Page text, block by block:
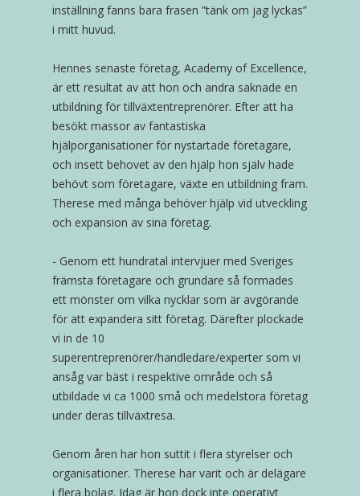
inställning fanns bara frasen ”tänk om jag lyckas”
i mitt huvud.
Hennes senaste företag, Academy of Excellence,
är ett resultat av att hon och andra saknade en
utbildning för tillväxtentreprenörer. Efter att ha
besökt massor av fantastiska
hjälporganisationer för nystartade företagare,
och insett behovet av den hjälp hon själv hade
behövt som företagare, växte en utbildning fram.
Therese med många behöver hjälp vid utveckling
och expansion av sina företag.
- Genom ett hundratal intervjuer med Sveriges
främsta företagare och grundare så formades
ett mönster om vilka nycklar som är avgörande
för att expandera sitt företag. Därefter plockade
vi in de 10
superentreprenörer/handledare/experter som vi
ansåg var bäst i respektive område och så
utbildade vi ca 1000 små och medelstora företag
under deras tillväxtresa.
Genom åren har hon suttit i flera styrelser och
organisationer. Therese har varit och är delägare
i flera bolag. Idag är hon dock inte operativt